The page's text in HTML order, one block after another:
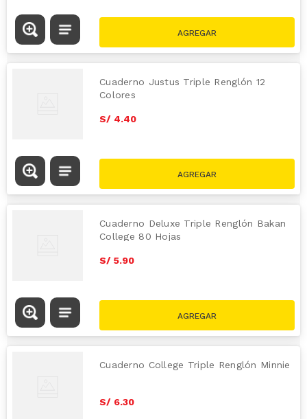
Cuaderno Justus Triple Renglón 12
Colores
S/ 4.40
Cuaderno Deluxe Triple Renglón Bakan
College 80 Hojas
S/ 5.90
Cuaderno College Triple Renglón Minnie
S/ 6.30